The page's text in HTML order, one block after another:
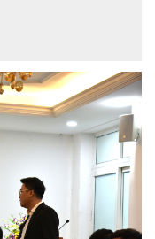
đổi…” Đây chính là